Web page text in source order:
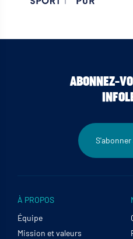
ABONNEZ-
À PROPOS
Équipe
Mission et valeurs